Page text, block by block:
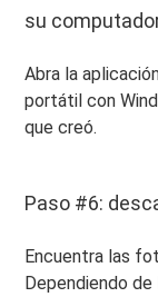
su
Abra la
portátil con
que creó.
Paso #6:
Encuentra las
Dependiendo